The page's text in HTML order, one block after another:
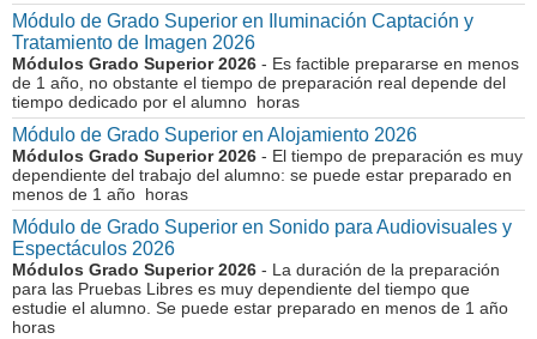
Módulo de Grado Superior en Iluminación Captación y
Tratamiento de Imagen 2026
Módulos Grado Superior 2026 - Es factible prepararse en menos
de 1 año, no obstante el tiempo de preparación real depende del
tiempo dedicado por el alumno horas
Módulo de Grado Superior en Alojamiento 2026
Módulos Grado Superior 2026 - El tiempo de preparación es muy
dependiente del trabajo del alumno: se puede estar preparado en
menos de 1 año horas
Módulo de Grado Superior en Sonido para Audiovisuales y
Espectáculos 2026
Módulos Grado Superior 2026 - La duración de la preparación
para las Pruebas Libres es muy dependiente del tiempo que
estudie el alumno. Se puede estar preparado en menos de 1 año
horas